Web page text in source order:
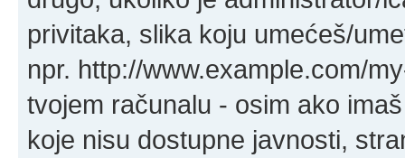
privitaka, slika koju umećeš/
npr. http://www.example.com/
tvojem računalu - osim ako
koje nisu dostupne javnosti,